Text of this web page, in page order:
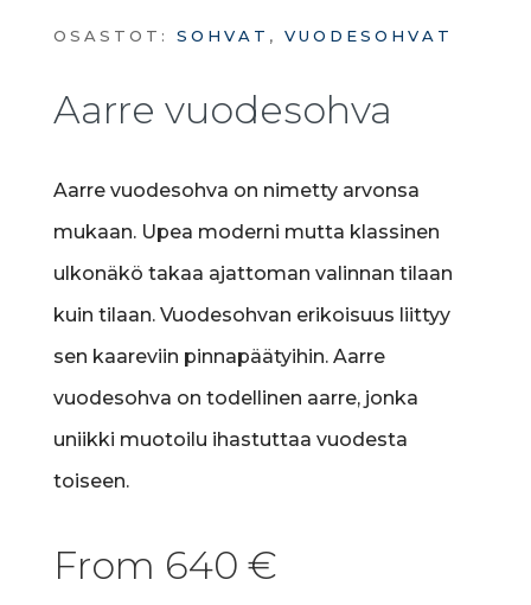
OSASTOT: SOHVAT , VUODESOHVAT
Aarre vuodesohva
Aarre vuodesohva on nimetty arvonsa
mukaan. Upea moderni mutta klassinen
ulkonäkö takaa ajattoman valinnan tilaan
kuin tilaan. Vuodesohvan erikoisuus liittyy
sen kaareviin pinnapäätyihin. Aarre
vuodesohva on todellinen aarre, jonka
uniikki muotoilu ihastuttaa vuodesta
toiseen.
From 640 €